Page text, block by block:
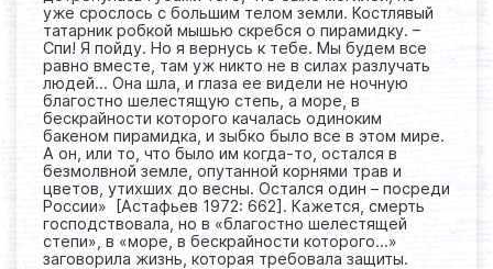
уже срослось с большим телом земли. Костлявый
татарник робкой мышью скребся о пирамидку. –
Спи! Я пойду. Но я вернусь к тебе. Мы будем все
равно вместе, там уж никто не в силах разлучать
людей… Она шла, и глаза ее видели не ночную
благостно шелестящую степь, а море, в
бескрайности которого качалась одиноким
бакеном пирамидка, и зыбко было все в этом мире.
А он, или то, что было им когда-то, остался в
безмолвной земле, опутанной корнями трав и
цветов, утихших до весны. Остался один – посреди
России» [Астафьев 1972: 662]. Кажется, смерть
господствовала, но в «благостно шелестящей
степи», в «море, в бескрайности которого…»
заговорила жизнь, которая требовала защиты.